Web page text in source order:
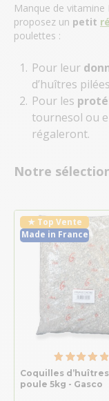
Manque de
proposez un petit
poulettes :
Pour leur
d’huîtres
Pour les
tournesol ou
régaleront.
Notre
★ Top Vente
Made in France
Coquilles
poule 5kg - Gasco